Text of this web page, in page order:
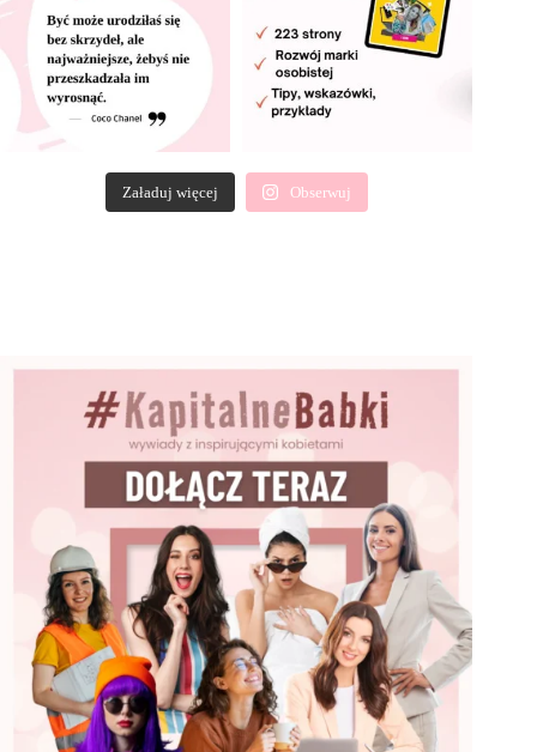
Załaduj więcej Obserwuj